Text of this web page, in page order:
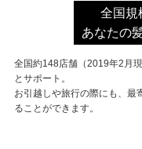
全国規
あなたの
全国約148店舗（2019年2月
とサポート。
お引越しや旅行の際にも、最
ることができます。